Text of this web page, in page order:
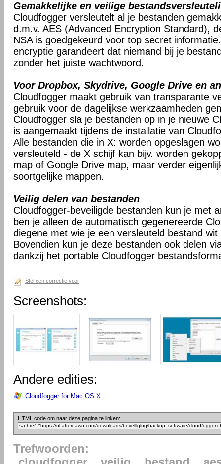
Gemakkelijke en veilige
Cloudfogger versleutelt al je bestanden
d.m.v. AES (Advanced Encryption Standard),
NSA is goedgekeurd voor top secret
encryptie garandeert dat niemand bij je
zonder het juiste wachtwoord.
Voor Dropbox, Skydrive, Google Drive en
Cloudfogger maakt gebruik van transparante
gebruik voor de dagelijkse werkzaamheden
Cloudfogger sla je bestanden op in je nieuwe
is aangemaakt tijdens de installatie van
Alle bestanden die in X: worden opgeslagen
versleuteld - de X schijf kan bijv. worden
map of Google Drive map, maar verder
soortgelijke mappen.
Veilig delen van bestanden
Cloudfogger-beveiligde bestanden kun je met
ben je alleen de automatisch gegenereerde
diegene met wie je een versleuteld bestand wit
Bovendien kun je deze bestanden ook delen
dankzij het portable Cloudfogger
Stel een correctie voor
Screenshots:
Andere edities:
Cloudfogger for Mac OS X
HTML code om naar deze pagina te linken:
Trefwoorden: